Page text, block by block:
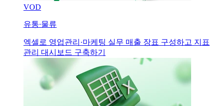
VOD
유통∙물류
엑셀로 영업관리·마케팅 실무 매출 장표 구성하고 지표
관리 대시보드 구축하기